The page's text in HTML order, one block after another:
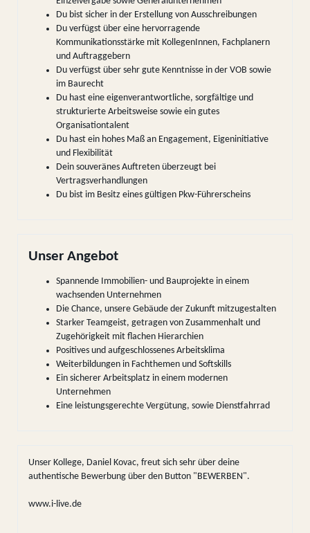
Du bist sicher in der Erstellung von Ausschreibungen
Du verfügst über eine hervorragende
Kommunikationsstärke mit KollegenInnen, Fachplanern
und Auftraggebern
Du verfügst über sehr gute Kenntnisse in der VOB sowie
im Baurecht
Du hast eine eigenverantwortliche, sorgfältige und
strukturierte Arbeitsweise sowie ein gutes
Organisationtalent
Du hast ein hohes Maß an Engagement, Eigeninitiative
und Flexibilität
Dein souveränes Auftreten überzeugt bei
Vertragsverhandlungen
Du bist im Besitz eines gültigen Pkw-Führerscheins
Unser Angebot
Spannende Immobilien- und Bauprojekte in einem
wachsenden Unternehmen
Die Chance, unsere Gebäude der Zukunft mitzugestalten
Starker Teamgeist, getragen von Zusammenhalt und
Zugehörigkeit mit flachen Hierarchien
Positives und aufgeschlossenes Arbeitsklima
Weiterbildungen in Fachthemen und Softskills
Ein sicherer Arbeitsplatz in einem modernen
Unternehmen
Eine leistungsgerechte Vergütung, sowie Dienstfahrrad
Unser Kollege, Daniel Kovac, freut sich sehr über deine
authentische Bewerbung über den Button "BEWERBEN".
www.i-live.de